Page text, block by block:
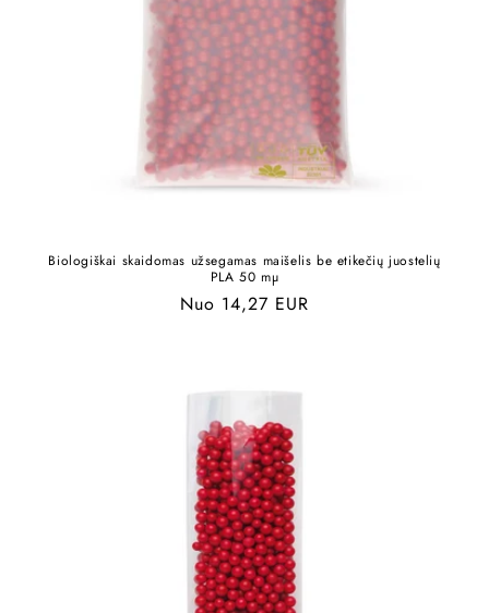
Biologiškai skaidomas užsegamas maišelis be etikečių juostelių
PLA 50 mµ
Įprasta
Nuo 14,27 EUR